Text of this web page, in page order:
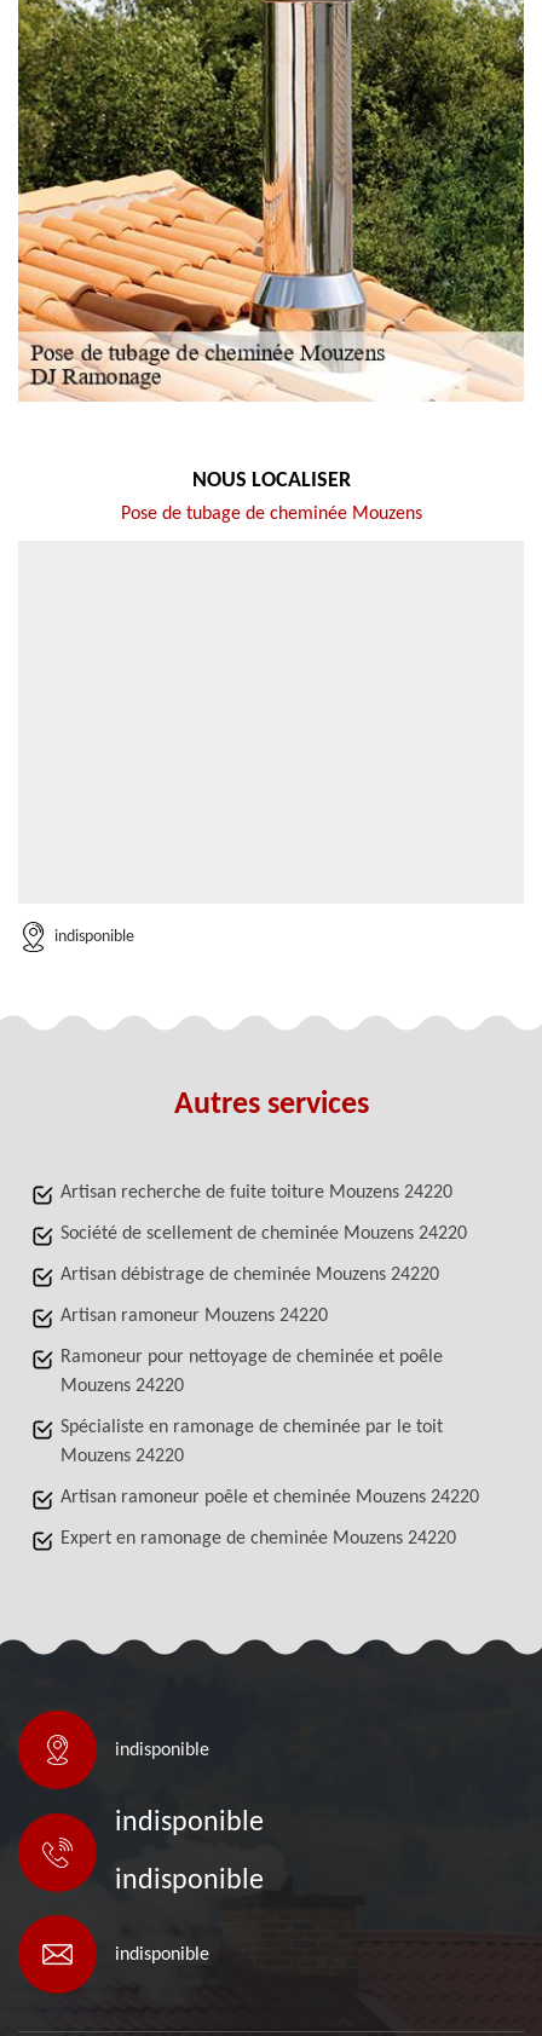
NOUS LOCALISER
Pose de tubage de cheminée Mouzens
indisponible
Autres services
Artisan recherche de fuite toiture Mouzens 24220
Société de scellement de cheminée Mouzens 24220
Artisan débistrage de cheminée Mouzens 24220
Artisan ramoneur Mouzens 24220
Ramoneur pour nettoyage de cheminée et poêle
Mouzens 24220
Spécialiste en ramonage de cheminée par le toit
Mouzens 24220
Artisan ramoneur poêle et cheminée Mouzens 24220
Expert en ramonage de cheminée Mouzens 24220
indisponible
indisponible
indisponible
indisponible